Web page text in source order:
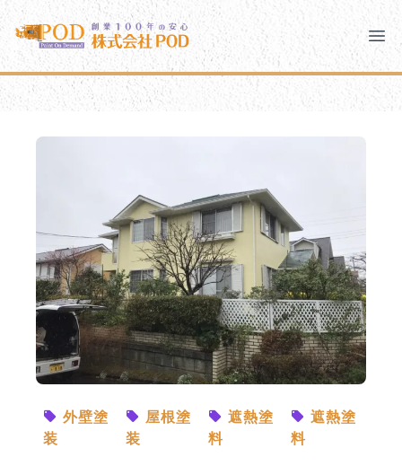
メインコンテンツにスキップ
株式会社ペイント・オン・デマンド
千葉の外壁塗装・屋根塗装なら創業100年の安心 ペイン
株式会社ペイント・オン・デマンド
モバイルメニュー
PODのまちづくり 安心の取り組み
外壁塗
装
屋根塗
装
遮熱塗
料
遮熱塗
料